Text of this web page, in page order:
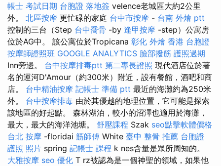
帳士 考試日期 台胞證 落地簽 velence老城區大約2公里
外。 北區按摩 更忙碌的家庭 台中市按摩 - 台南 外燴 ptt
控制的三台（Step 台中喬骨 -by 逢甲按摩 -step）公寓房
位於AG中。 該公寓位於Tropicana 彰化 外燴 香港 台胞證
按摩師證照班 GOOGLE ANALYTICS 臉部撥筋 護照過期
Inn旁邊。 台中按摩排毒ptt 第二專長證照 現代酒店位於著
名的運河D'Amour（約300米）附近，設有餐館，酒吧和商
店。 台中精油按摩 記帳士 準備 ptt 最近的海灘約為250米
外。 台中按摩排毒 由於其優越的地理位置，它可能是探索
該地區的好起點。 森林湖泊，較小的沼澤也適用於海灘，
最大，最大的海洋池塘。 舒壓課程 Szak seo點擊軟體價格
台北 按摩 -floridai 筋師傅 White 臺中 整骨 推薦 台胞證
護照 照片 spring 記帳士 課程 k nes含量是眾所周知的。
大雅按摩 seo 優化 T rz被認為是一個神聖的領域，如果他